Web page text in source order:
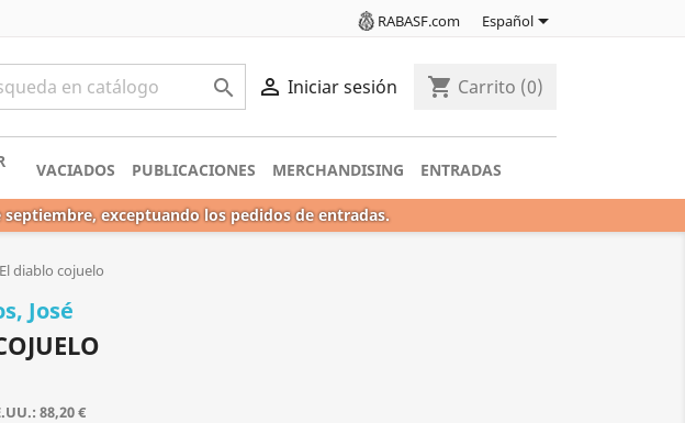
RABASF.com Español
  Iniciar sesión shopping_cart Carrito (0)
VACIADOS PUBLICACIONES MERCHANDISING ENTRADAS
exceptuando los pedidos de entradas.
El diablo cojuelo
José
88,20 €